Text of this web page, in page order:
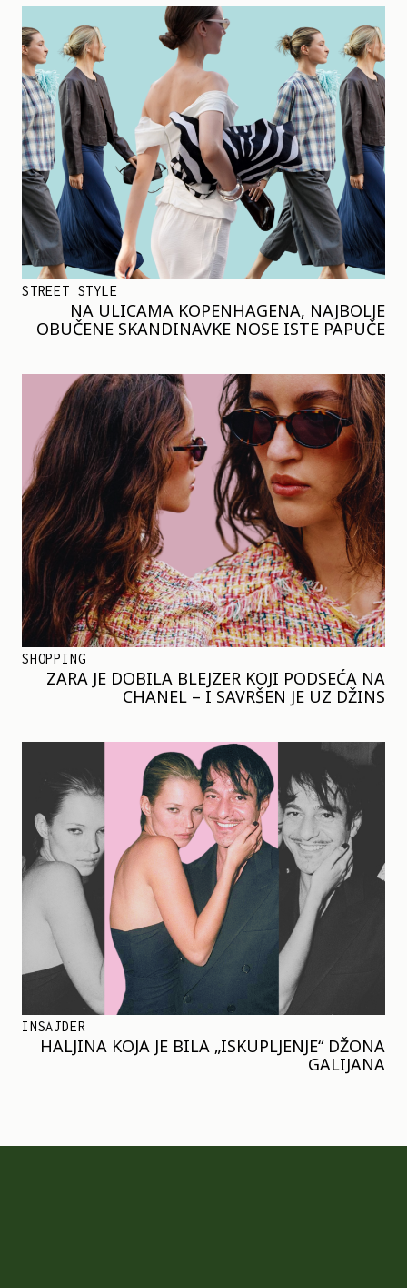
STREET STYLE
NA ULICAMA KOPENHAGENA, NAJBOLJE
OBUČENE SKANDINAVKE NOSE ISTE PAPUČE
SHOPPING
ZARA JE DOBILA BLEJZER KOJI PODSEĆA NA
CHANEL – I SAVRŠEN JE UZ DŽINS
INSAJDER
HALJINA KOJA JE BILA „ISKUPLJENJE“ DŽONA
GALIJANA